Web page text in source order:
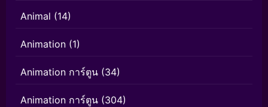
Animal (14)
Animation (1)
Animation การ์ตูน (34)
Animation การ์ตูน (304)